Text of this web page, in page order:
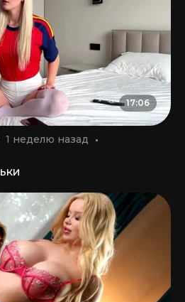
17:06
1 неделю назад